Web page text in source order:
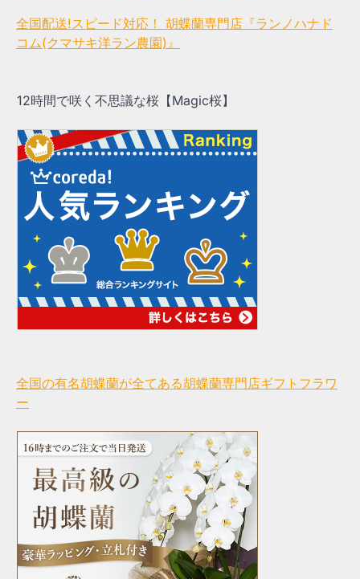
全国配送!スピード対応！ 胡蝶蘭専門店『ランノハナド
コム(クマサキ洋ラン農園)』
12時間で咲く不思議な桜【Magic桜】
全国の有名胡蝶蘭が全てある胡蝶蘭専門店ギフトフラワ
ー